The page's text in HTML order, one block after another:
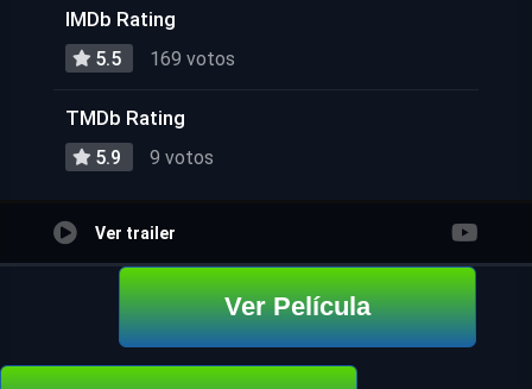
IMDb Rating
5.5 169 votos
TMDb Rating
5.9 9 votos
Ver trailer
Ver Película